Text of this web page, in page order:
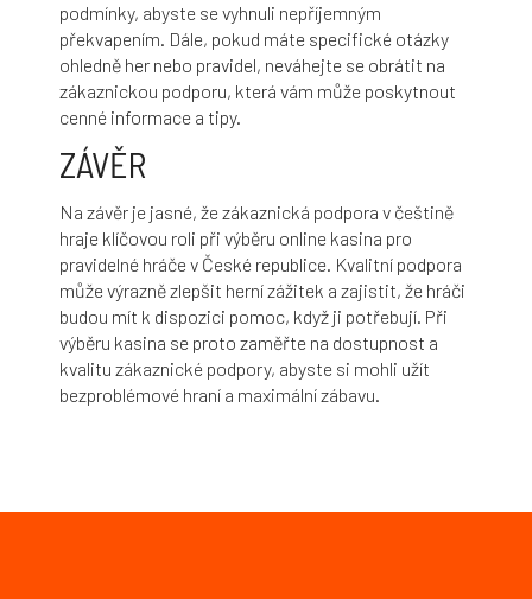
podmínky, abyste se vyhnuli nepříjemným
překvapením. Dále, pokud máte specifické otázky
ohledně her nebo pravidel, neváhejte se obrátit na
zákaznickou podporu, která vám může poskytnout
cenné informace a tipy.
ZÁVĚR
Na závěr je jasné, že zákaznická podpora v češtině
hraje klíčovou roli při výběru online kasina pro
pravidelné hráče v České republice. Kvalitní podpora
může výrazně zlepšit herní zážitek a zajistit, že hráči
budou mít k dispozici pomoc, když ji potřebují. Při
výběru kasina se proto zaměřte na dostupnost a
kvalitu zákaznické podpory, abyste si mohli užít
bezproblémové hraní a maximální zábavu.